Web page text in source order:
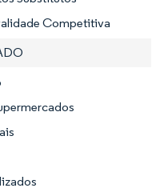
Competitiva